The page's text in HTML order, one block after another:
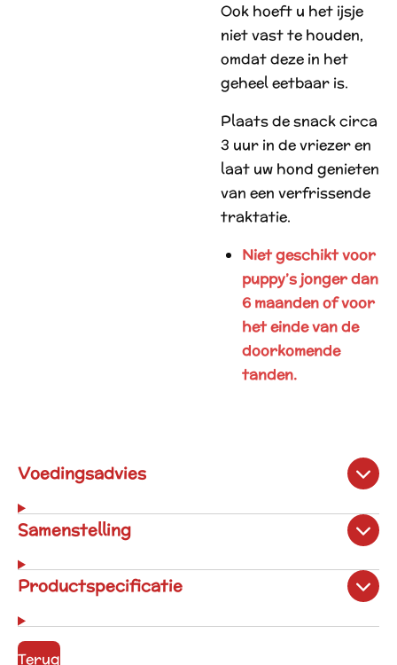
Ook hoeft u het ijsje
niet vast te houden,
omdat deze in het
geheel eetbaar is.
Plaats de snack circa
3 uur in de vriezer en
laat uw hond genieten
van een verfrissende
traktatie.
Niet geschikt voor
puppy’s jonger dan
6 maanden of voor
het einde van de
doorkomende
tanden.
Voedingsadvies
Samenstelling
Productspecificatie
Terug